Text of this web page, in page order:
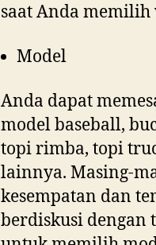
saat Anda memilih
Model
Anda dapat
model baseball,
topi rimba, topi
lainnya. Masing-
kesempatan dan
berdiskusi dengan